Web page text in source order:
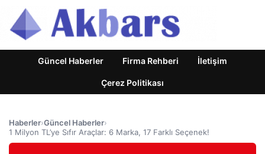
Güncel Haberler Firma Rehberi İletişim
Çerez Politikası
Haberler›Güncel Haberler›
1 Milyon TL’ye Sıfır Araçlar: 6 Marka, 17 Farklı Seçenek!